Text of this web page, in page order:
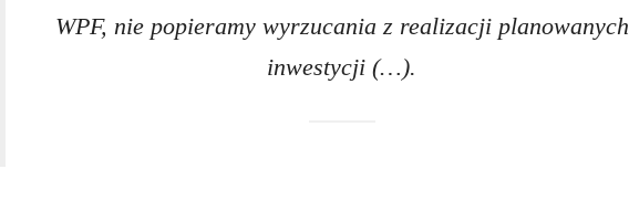
WPF, nie popieramy wyrzucania z realizacji planowanych
inwestycji (…).